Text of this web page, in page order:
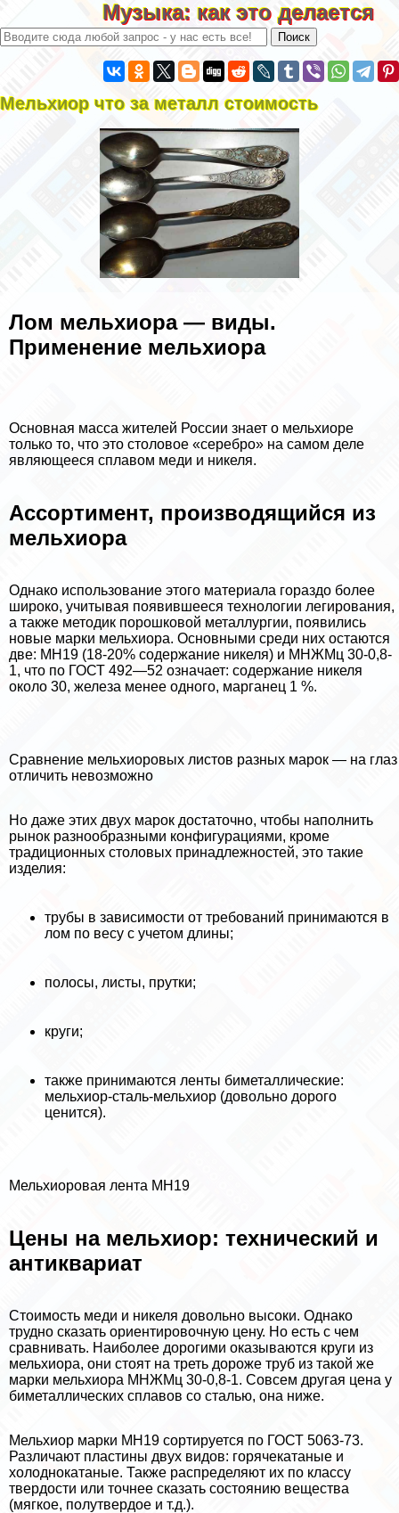
Музыка: как это делается
Мельхиор что за металл стоимость
Лом мельхиора — виды.
Применение мельхиора
Основная масса жителей России знает о мельхиоре
только то, что это столовое «серебро» на самом деле
являющееся сплавом меди и никеля.
Ассортимент, производящийся из
мельхиора
Однако использование этого материала гораздо более
широко, учитывая появившееся технологии легирования,
а также методик порошковой металлургии, появились
новые марки мельхиора. Основными среди них остаются
две: МН19 (18-20% содержание никеля) и МНЖМц 30-0,8-
1, что по ГОСТ 492—52 означает: содержание никеля
около 30, железа менее одного, марганец 1 %.
Сравнение мельхиоровых листов разных марок — на глаз
отличить невозможно
Но даже этих двух марок достаточно, чтобы наполнить
рынок разнообразными конфигурациями, кроме
традиционных столовых принадлежностей, это такие
изделия:
трубы в зависимости от требований принимаются в
лом по весу с учетом длины;
полосы, листы, прутки;
круги;
также принимаются ленты биметаллические:
мельхиор-сталь-мельхиор (довольно дорого
ценится).
Мельхиоровая лента МН19
Цены на мельхиор: технический и
антиквариат
Стоимость меди и никеля довольно высоки. Однако
трудно сказать ориентировочную цену. Но есть с чем
сравнивать. Наиболее дорогими оказываются круги из
мельхиора, они стоят на треть дороже труб из такой же
марки мельхиора МНЖМц 30-0,8-1. Совсем другая цена у
биметаллических сплавов со сталью, она ниже.
Мельхиор марки МН19 сортируется по ГОСТ 5063-73.
Различают пластины двух видов: горячекатаные и
холоднокатаные. Также распределяют их по классу
твердости или точнее сказать состоянию вещества
(мягкое, полутвердое и т.д.).